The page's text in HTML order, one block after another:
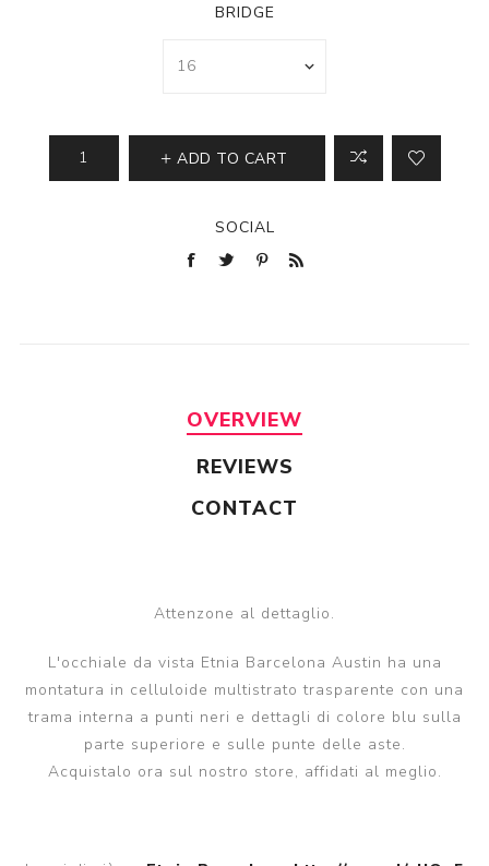
BRIDGE
ADD TO CART
SOCIAL
OVERVIEW
REVIEWS
CONTACT
Attenzone al dettaglio.
L'occhiale da vista Etnia Barcelona Austin ha una
montatura in celluloide multistrato trasparente con una
trama interna a punti neri e dettagli di colore blu sulla
parte superiore e sulle punte delle aste.
Acquistalo ora sul nostro store, affidati al meglio.